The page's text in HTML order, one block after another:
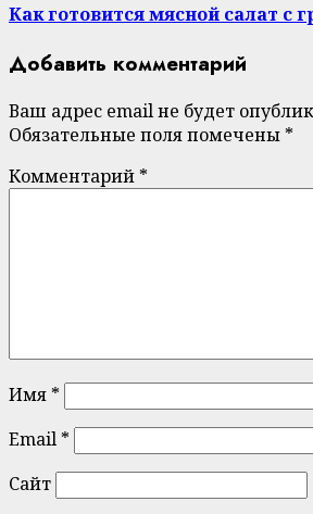
Как готовится мясной салат с
Добавить комментарий
Ваш адрес email не будет
Обязательные поля помечены *
Комментарий *
Имя *
Email *
Сайт